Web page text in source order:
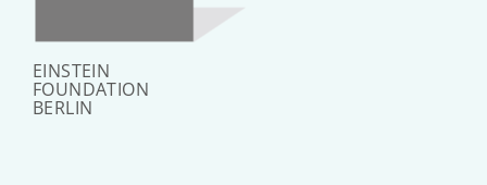
EINSTEIN
FOUNDATION
BERLIN